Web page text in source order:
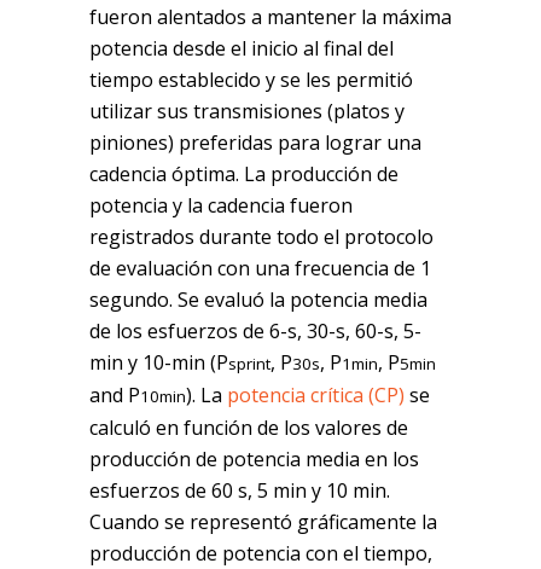
fueron alentados a mantener la máxima
potencia desde el inicio al final del
tiempo establecido y se les permitió
utilizar sus transmisiones (platos y
piniones) preferidas para lograr una
cadencia óptima. La producción de
potencia y la cadencia fueron
registrados durante todo el protocolo
de evaluación con una frecuencia de 1
segundo. Se evaluó la potencia media
de los esfuerzos de 6-s, 30-s, 60-s, 5-
min y 10-min (Psprint, P30s, P1min, P5min
and P10min). La potencia crítica (CP) se
calculó en función de los valores de
producción de potencia media en los
esfuerzos de 60 s, 5 min y 10 min.
Cuando se representó gráficamente la
producción de potencia con el tiempo,